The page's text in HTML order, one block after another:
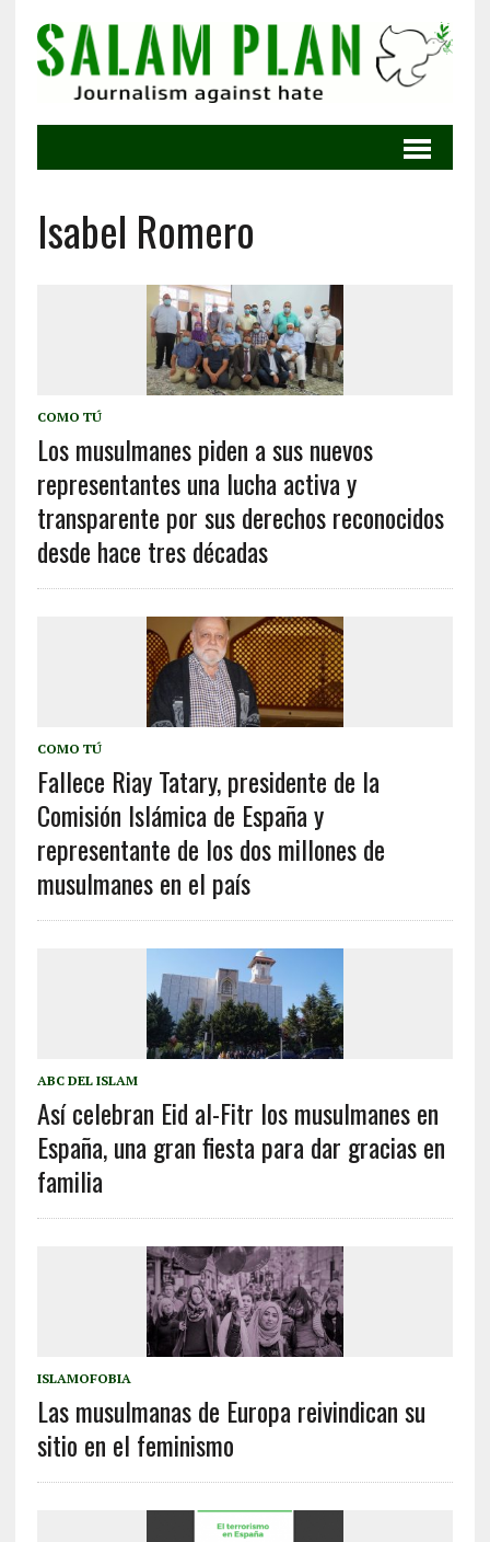
Isabel Romero
COMO TÚ
Los musulmanes piden a sus nuevos
representantes una lucha activa y
transparente por sus derechos reconocidos
desde hace tres décadas
COMO TÚ
Fallece Riay Tatary, presidente de la
Comisión Islámica de España y
representante de los dos millones de
musulmanes en el país
ABC DEL ISLAM
Así celebran Eid al-Fitr los musulmanes en
España, una gran fiesta para dar gracias en
familia
ISLAMOFOBIA
Las musulmanas de Europa reivindican su
sitio en el feminismo